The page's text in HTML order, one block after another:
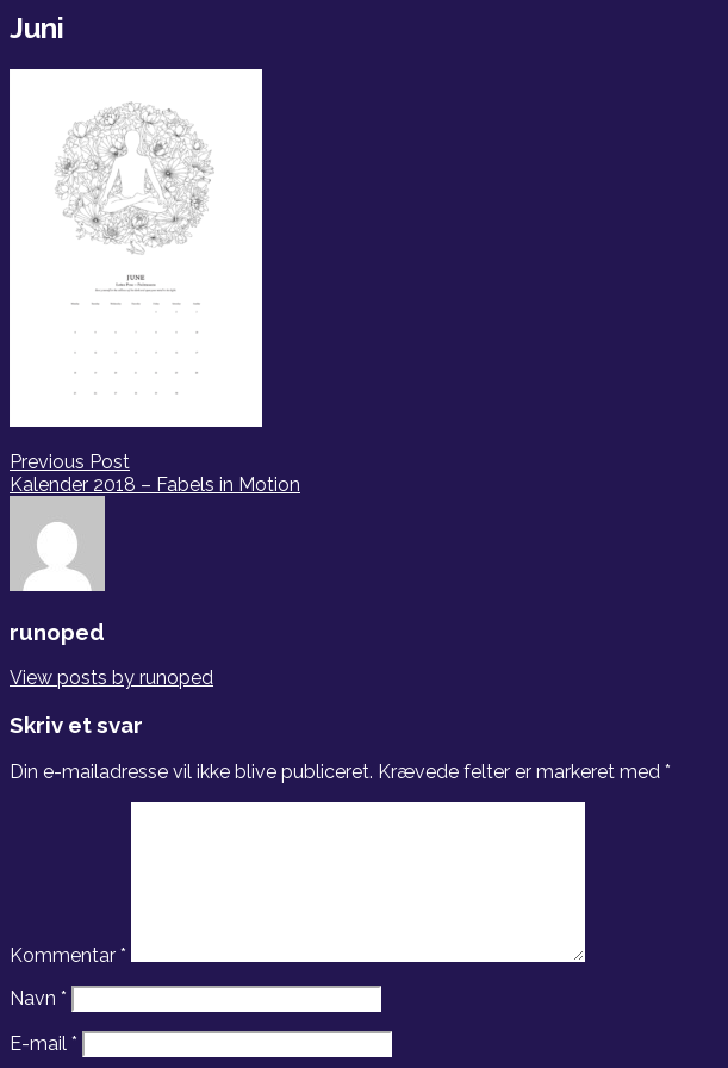
Juni
Indlægsnavigation
Previous Post
Kalender 2018 – Fabels in Motion
runoped
View posts by runoped
Skriv et svar
Din e-mailadresse vil ikke blive publiceret. Krævede felter er markeret med *
Kommentar *
Navn *
E-mail *